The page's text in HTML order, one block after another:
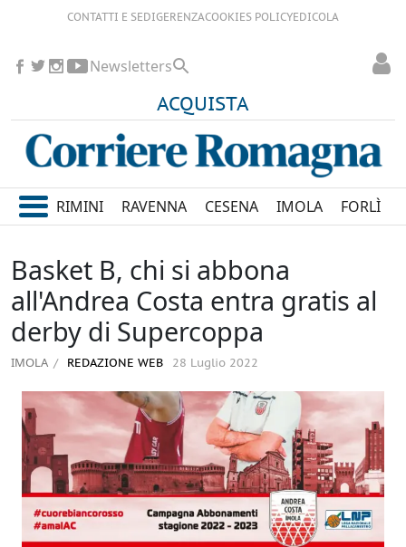
CONTATTI E SEDIGERENZACOOKIES POLICYEDICOLA
ACQUISTA
Newsletters
RIMINI RAVENNA CESENA IMOLA FORLÌ
Basket B, chi si abbona
all'Andrea Costa entra gratis al
derby di Supercoppa
IMOLA REDAZIONE WEB 28 Luglio 2022